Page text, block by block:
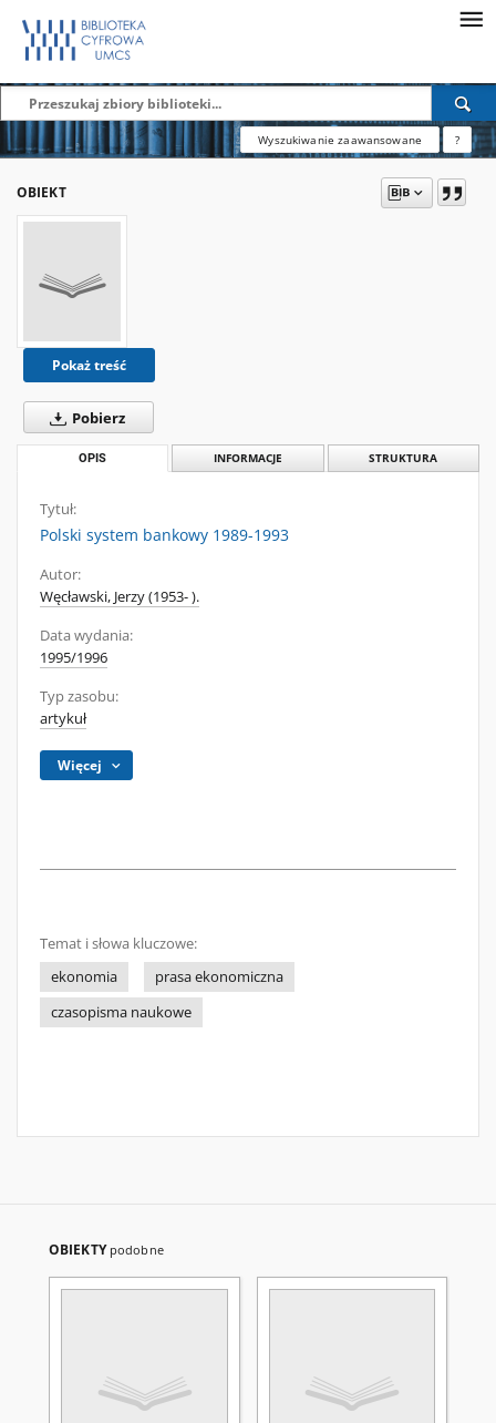
Wyszukiwanie zaawansowane ?
OBIEKT
Pokaż treść
Pobierz
OPIS INFORMACJE STRUKTURA
Tytuł:
Polski system bankowy 1989-1993
Autor:
Węcławski, Jerzy (1953- ).
Data wydania:
1995/1996
Typ zasobu:
artykuł
Więcej
Temat i słowa kluczowe:
ekonomia
prasa ekonomiczna
czasopisma naukowe
OBIEKTY podobne